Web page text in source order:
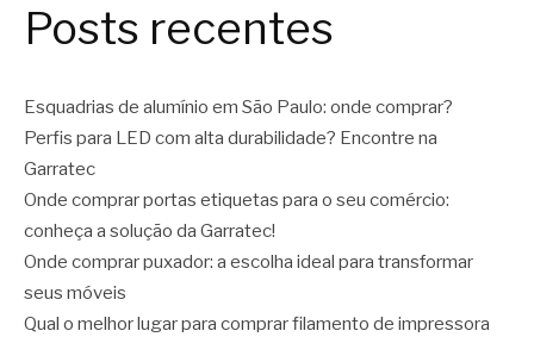
Posts recentes
Esquadrias de alumínio em São Paulo: onde comprar?
Perfis para LED com alta durabilidade? Encontre na
Garratec
Onde comprar portas etiquetas para o seu comércio:
conheça a solução da Garratec!
Onde comprar puxador: a escolha ideal para transformar
seus móveis
Qual o melhor lugar para comprar filamento de impressora